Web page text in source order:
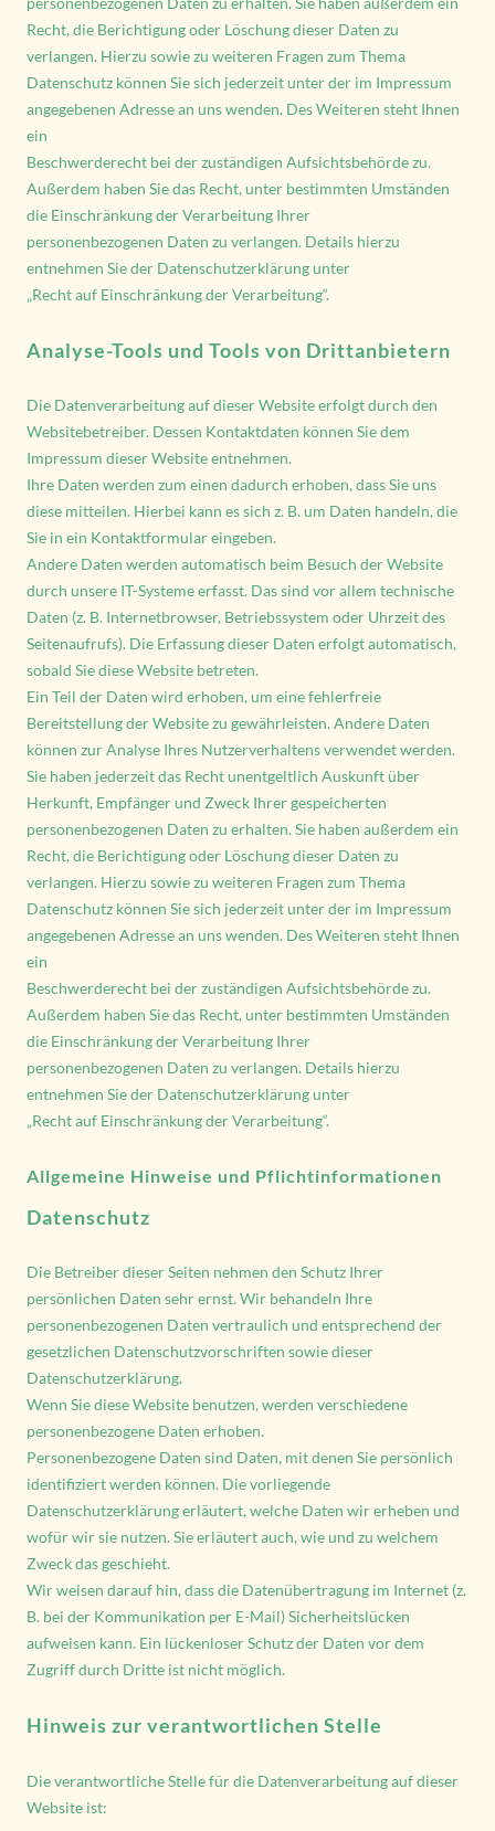
Recht, die Berichtigung oder Löschung dieser Daten zu
verlangen. Hierzu sowie zu weiteren Fragen zum Thema
Datenschutz können Sie sich jederzeit unter der im Impressum
angegebenen Adresse an uns wenden. Des Weiteren steht Ihnen
ein
Beschwerderecht bei der zuständigen Aufsichtsbehörde zu.
Außerdem haben Sie das Recht, unter bestimmten Umständen
die Einschränkung der Verarbeitung Ihrer
personenbezogenen Daten zu verlangen. Details hierzu
entnehmen Sie der Datenschutzerklärung unter
„Recht auf Einschränkung der Verarbeitung“.
Analyse-Tools und Tools von Drittanbietern
Die Datenverarbeitung auf dieser Website erfolgt durch den
Websitebetreiber. Dessen Kontaktdaten können Sie dem
Impressum dieser Website entnehmen.
Ihre Daten werden zum einen dadurch erhoben, dass Sie uns
diese mitteilen. Hierbei kann es sich z. B. um Daten handeln, die
Sie in ein Kontaktformular eingeben.
Andere Daten werden automatisch beim Besuch der Website
durch unsere IT-Systeme erfasst. Das sind vor allem technische
Daten (z. B. Internetbrowser, Betriebssystem oder Uhrzeit des
Seitenaufrufs). Die Erfassung dieser Daten erfolgt automatisch,
sobald Sie diese Website betreten.
Ein Teil der Daten wird erhoben, um eine fehlerfreie
Bereitstellung der Website zu gewährleisten. Andere Daten
können zur Analyse Ihres Nutzerverhaltens verwendet werden.
Sie haben jederzeit das Recht unentgeltlich Auskunft über
Herkunft, Empfänger und Zweck Ihrer gespeicherten
personenbezogenen Daten zu erhalten. Sie haben außerdem ein
Recht, die Berichtigung oder Löschung dieser Daten zu
verlangen. Hierzu sowie zu weiteren Fragen zum Thema
Datenschutz können Sie sich jederzeit unter der im Impressum
angegebenen Adresse an uns wenden. Des Weiteren steht Ihnen
ein
Beschwerderecht bei der zuständigen Aufsichtsbehörde zu.
Außerdem haben Sie das Recht, unter bestimmten Umständen
die Einschränkung der Verarbeitung Ihrer
personenbezogenen Daten zu verlangen. Details hierzu
entnehmen Sie der Datenschutzerklärung unter
„Recht auf Einschränkung der Verarbeitung“.
Allgemeine Hinweise und Pflichtinformationen
Datenschutz
Die Betreiber dieser Seiten nehmen den Schutz Ihrer
persönlichen Daten sehr ernst. Wir behandeln Ihre
personenbezogenen Daten vertraulich und entsprechend der
gesetzlichen Datenschutzvorschriften sowie dieser
Datenschutzerklärung.
Wenn Sie diese Website benutzen, werden verschiedene
personenbezogene Daten erhoben.
Personenbezogene Daten sind Daten, mit denen Sie persönlich
identifiziert werden können. Die vorliegende
Datenschutzerklärung erläutert, welche Daten wir erheben und
wofür wir sie nutzen. Sie erläutert auch, wie und zu welchem
Zweck das geschieht.
Wir weisen darauf hin, dass die Datenübertragung im Internet (z.
B. bei der Kommunikation per E-Mail) Sicherheitslücken
aufweisen kann. Ein lückenloser Schutz der Daten vor dem
Zugriff durch Dritte ist nicht möglich.
Hinweis zur verantwortlichen Stelle
Die verantwortliche Stelle für die Datenverarbeitung auf dieser
Website ist: